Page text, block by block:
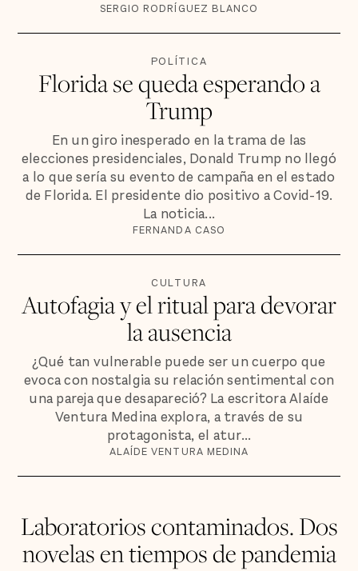
SERGIO RODRÍGUEZ BLANCO
POLÍTICA
Florida se queda esperando a
Trump
En un giro inesperado en la trama de las
elecciones presidenciales, Donald Trump no llegó
a lo que sería su evento de campaña en el estado
de Florida. El presidente dio positivo a Covid-19.
La noticia...
FERNANDA CASO
CULTURA
Autofagia y el ritual para devorar
la ausencia
¿Qué tan vulnerable puede ser un cuerpo que
evoca con nostalgia su relación sentimental con
una pareja que desapareció? La escritora Alaíde
Ventura Medina explora, a través de su
protagonista, el atur...
ALAÍDE VENTURA MEDINA
Laboratorios contaminados. Dos
novelas en tiempos de pandemia